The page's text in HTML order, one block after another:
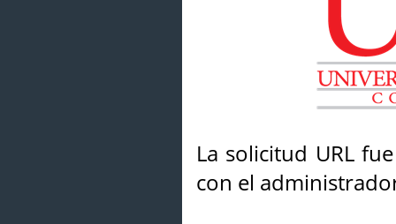
La solicitud URL
con el